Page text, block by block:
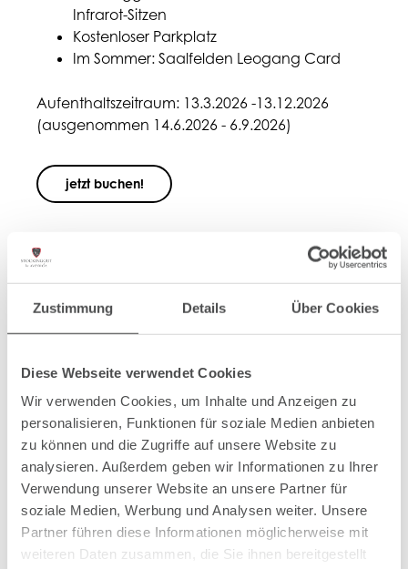
Zustimmung Details Über Cookies
Diese Webseite verwendet Cookies
Wir verwenden Cookies, um Inhalte und Anzeigen zu
personalisieren, Funktionen für soziale Medien anbieten
zu können und die Zugriffe auf unsere Website zu
analysieren. Außerdem geben wir Informationen zu Ihrer
Verwendung unserer Website an unsere Partner für
soziale Medien, Werbung und Analysen weiter. Unsere
Partner führen diese Informationen möglicherweise mit
weiteren Daten zusammen, die Sie ihnen bereitgestellt
Infrarot-Sitzen
Kostenloser Parkplatz
Im Sommer: Saalfelden Leogang Card
Aufenthaltszeitraum: 13.3.2026 -13.12.2026
(ausgenommen 14.6.2026 - 6.9.2026)
jetzt buchen!
ZEIT ZU ZWEIT